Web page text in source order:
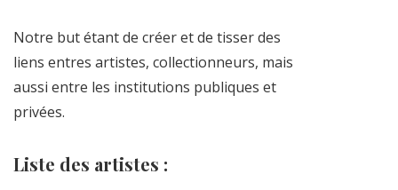
Notre but étant de créer et de tisser des
liens entres artistes, collectionneurs, mais
aussi entre les institutions publiques et
privées.
Liste des artistes :